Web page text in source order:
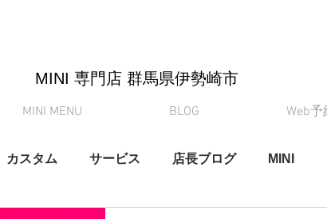
MINI 専門店 ​群馬県伊勢崎市
MINI MENU BLOG Web予
カスタム サービス 店長ブログ MINI